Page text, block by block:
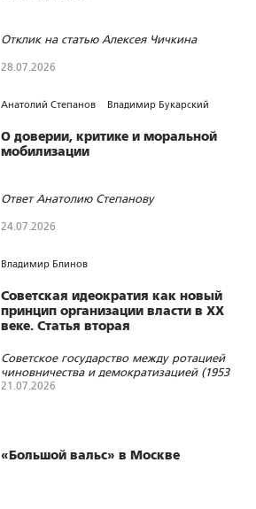
Отклик на статью Алексея Чичкина
28.07.2026
Анатолий Степанов Владимир Букарский
О доверии, критике и моральной
мобилизации
Ответ Анатолию Степанову
24.07.2026
Владимир Блинов
Советская идеократия как новый
принцип организации власти в XX
веке. Статья вторая
Советское государство между ротацией
чиновничества и демократизацией (1953
– 1991 гг.)
21.07.2026
«Большой вальс» в Москве